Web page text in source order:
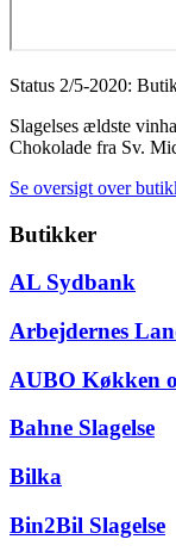
Status 2/5-2020:
Slagelses ældste
Chokolade fra Sv.
Se oversigt over
Butikker
AL Sydbank
Arbejdernes
AUBO Køkken
Bahne Slagelse
Bilka
Bin2Bil Slagelse